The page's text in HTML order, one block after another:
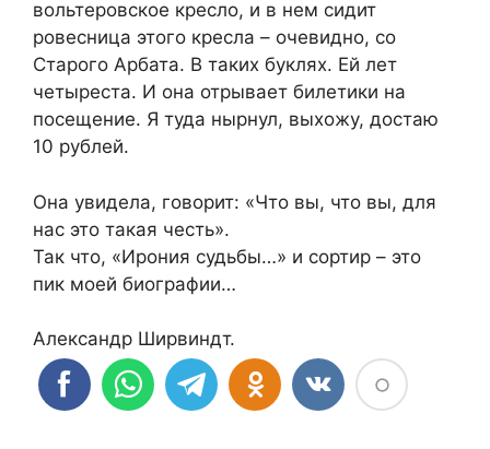
вольтеровское кресло, и в нем сидит
ровесница этого кресла – очевидно, со
Старого Арбата. В таких буклях. Ей лет
четыреста. И она отрывает билетики на
посещение. Я туда нырнул, выхожу, достаю
10 рублей.
Она увидела, говорит: «Что вы, что вы, для
нас это такая честь».
Так что, «Ирония судьбы…» и сортир – это
пик моей биографии…
Александр Ширвиндт.